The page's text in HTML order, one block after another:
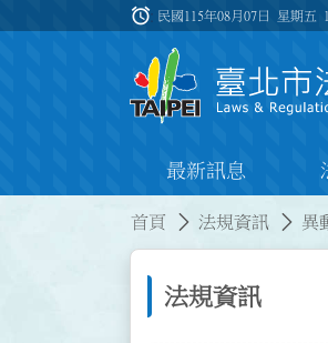
:::
alarm 民國115年08月07日 星期五
最新訊息
首頁 法規資訊 異
法規資訊